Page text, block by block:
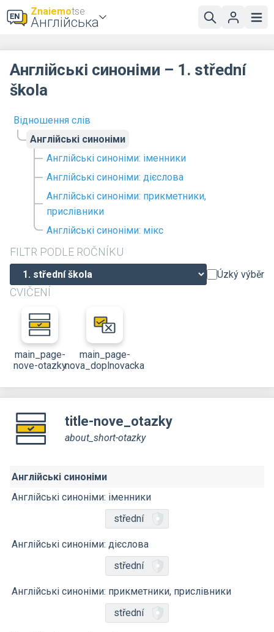
Znaiemotse
Англійська
Відношення слів
Англійські синоніми
Англійські синоніми: іменники
Англійські синоніми: дієслова
Англійські синоніми: прикметники,
прислівники
Англійські синоніми: мікс
FILTR PODLE ROČNÍKU
Úzký výběr
CVIČENÍ
main_page-
nove-otazky
main_page-
nova_doplnovacka
Англійські синоніми – 1. střední
škola
title-nove_otazky
about_short-otazky
Англійські синоніми
Англійські синоніми: іменники
střední
Англійські синоніми: дієслова
střední
Англійські синоніми: прикметники, прислівники
střední